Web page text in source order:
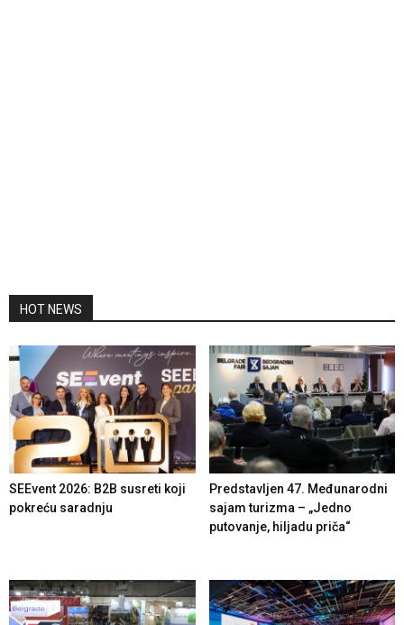
HOT NEWS
SEEvent 2026: B2B susreti koji
pokreću saradnju
Predstavljen 47. Međunarodni
sajam turizma – „Jedno
putovanje, hiljadu priča“